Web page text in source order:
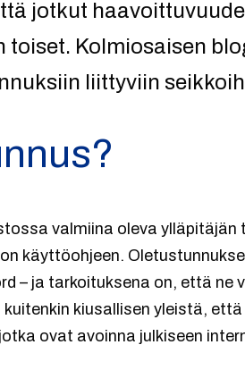
jotkut
toiset. Kolmiosaisen
liittyviin
valmiina oleva ylläpitäjän
käyttöohjeen.
– ja tarkoituksena on, että ne
kuitenkin kiusallisen yleistä,
ovat avoinna julkiseen